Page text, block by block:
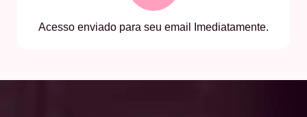
Acesso enviado para seu email Imediatamente.